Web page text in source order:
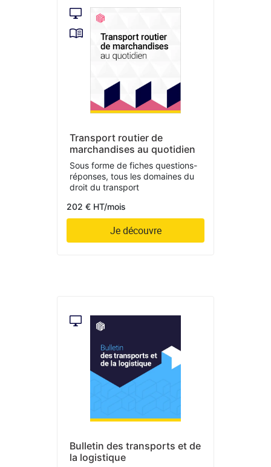
Transport routier de
marchandises au quotidien
Sous forme de fiches questions-
réponses, tous les domaines du
droit du transport
202 € HT/mois
Je découvre
Bulletin des transports et de
la logistique